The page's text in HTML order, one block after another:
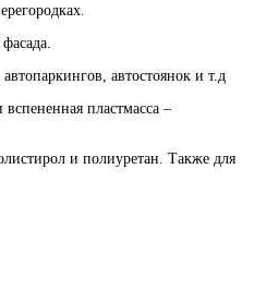
автостоянок и т.д
пластмасса –
и полиуретан. Также для